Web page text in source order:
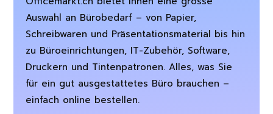
Auswahl an Bürobedarf – von Papier,
Schreibwaren und Präsentationsmaterial bis hin
zu Büroeinrichtungen, IT-Zubehör, Software,
Druckern und Tintenpatronen. Alles, was Sie
für ein gut ausgestattetes Büro brauchen –
einfach online bestellen.